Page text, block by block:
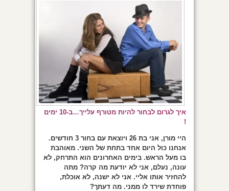
איך לגרום לבחור להיות מטורף עלייך…ב-10 ימים
!
היי מורן, אני בת 26 ויוצאת עם בחור 3 חודשים.
אנחנו כול היום אחד בתחת של השני. מאוהבת
בו מעל הראש. בימים האחרונים הוא התרחק, לא
עונה, נעלם, אני לא יודעת מה קרה? מתה
להחזיר אותו אליי. אני לא ישנה, לא אוכלת,
פוחדת שירד לו ממני. מה דעתך?